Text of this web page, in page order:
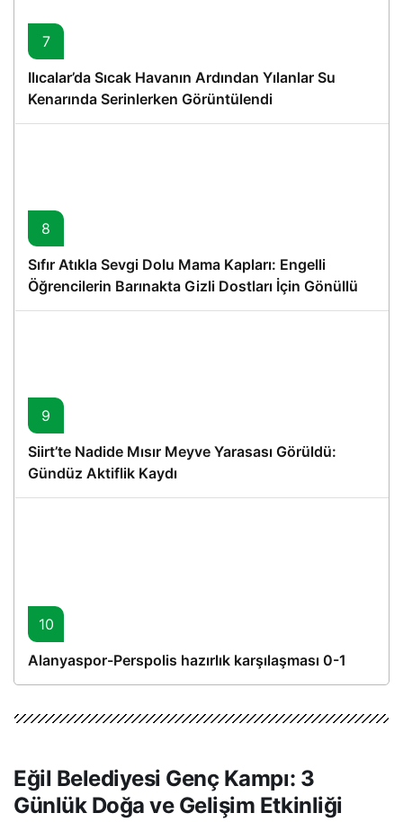
7
Ilıcalar’da Sıcak Havanın Ardından Yılanlar Su
Kenarında Serinlerken Görüntülendi
8
Sıfır Atıkla Sevgi Dolu Mama Kapları: Engelli
Öğrencilerin Barınakta Gizli Dostları İçin Gönüllü
Proje
9
Siirt’te Nadide Mısır Meyve Yarasası Görüldü:
Gündüz Aktiflik Kaydı
10
Alanyaspor-Perspolis hazırlık karşılaşması 0-1
Eğil Belediyesi Genç Kampı: 3
Günlük Doğa ve Gelişim Etkinliği